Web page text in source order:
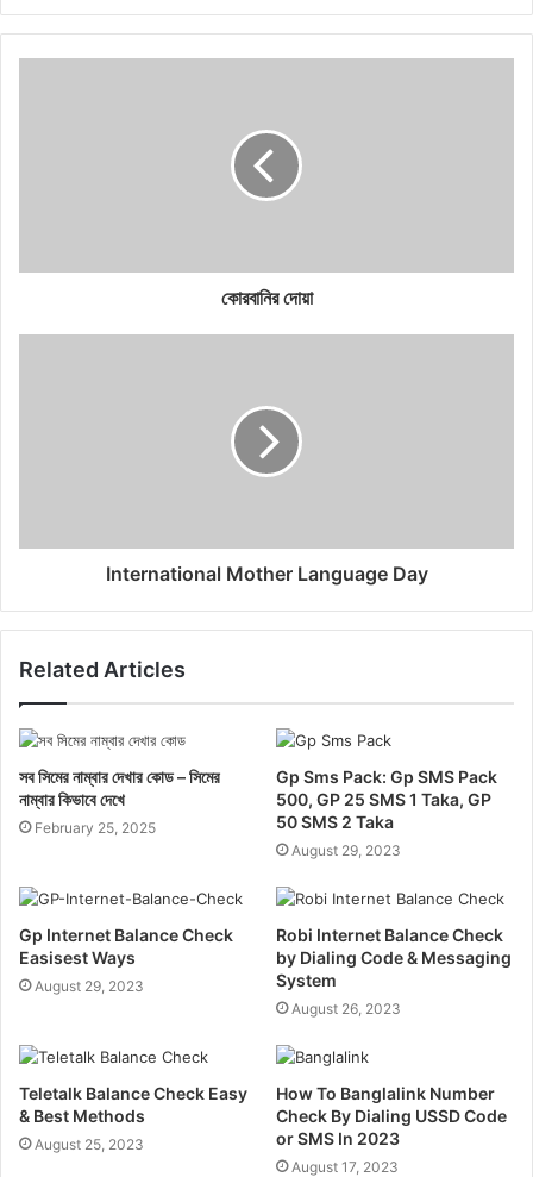
কোরবানির দোয়া
International Mother Language Day
Related Articles
সব সিমের নাম্বার দেখার কোড – সিমের
নাম্বার কিভাবে দেখে
February 25, 2025
Gp Sms Pack: Gp SMS Pack
500, GP 25 SMS 1 Taka, GP
50 SMS 2 Taka
August 29, 2023
Gp Internet Balance Check
Easisest Ways
August 29, 2023
Robi Internet Balance Check
by Dialing Code & Messaging
System
August 26, 2023
Teletalk Balance Check Easy
& Best Methods
August 25, 2023
How To Banglalink Number
Check By Dialing USSD Code
or SMS In 2023
August 17, 2023